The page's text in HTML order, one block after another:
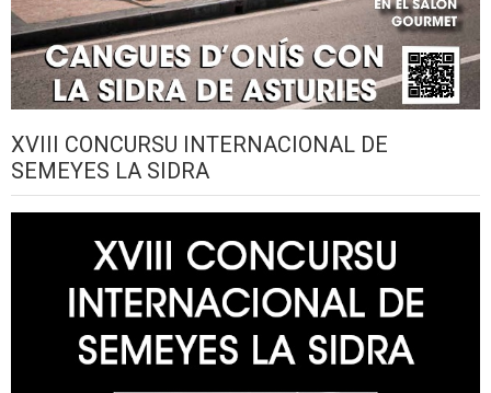
XVIII CONCURSU INTERNACIONAL DE
SEMEYES LA SIDRA